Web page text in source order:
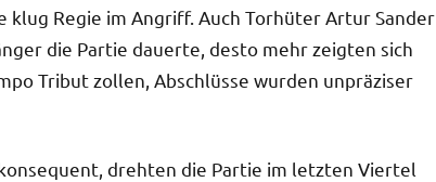
Regie im Angriff. Auch Torhüter Artur Sander
die Partie dauerte, desto mehr zeigten sich
Tribut zollen, Abschlüsse wurden unpräziser
drehten die Partie im letzten Viertel